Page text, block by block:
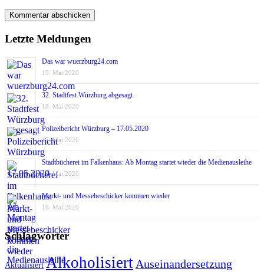
Letzte Meldungen
Das war wuerzburg24.com
19. Mai 2020
32. Stadtfest Würzburg abgesagt
18. Mai 2020
Polizeibericht Würzburg – 17.05.2020
17. Mai 2020
Stadtbücherei im Falkenhaus: Ab Montag startet wieder die Medienausleihe
17. Mai 2020
Markt- und Messebeschicker kommen wieder
16. Mai 2020
Schlagwörter
Aktualisiert Alkoholisiert Auseinandersetzung